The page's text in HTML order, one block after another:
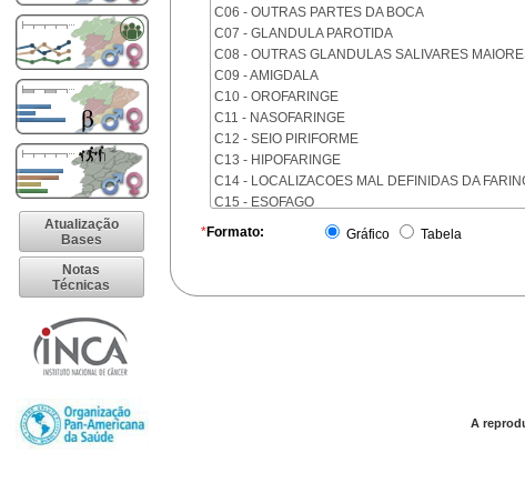
Atualização
Bases
Notas
Técnicas
C06 - OUTRAS PARTES DA BOCA
C07 - GLANDULA PAROTIDA
C08 - OUTRAS GLANDULAS SALIVARES
C09 - AMIGDALA
C10 - OROFARINGE
C11 - NASOFARINGE
C12 - SEIO PIRIFORME
C13 - HIPOFARINGE
C14 - LOCALIZACOES MAL DEFINIDAS DA
C15 - ESOFAGO
C26 - LOCALIZACOES MAL DEFINIDAS NO
*Formato: Gráfico Tabela
A